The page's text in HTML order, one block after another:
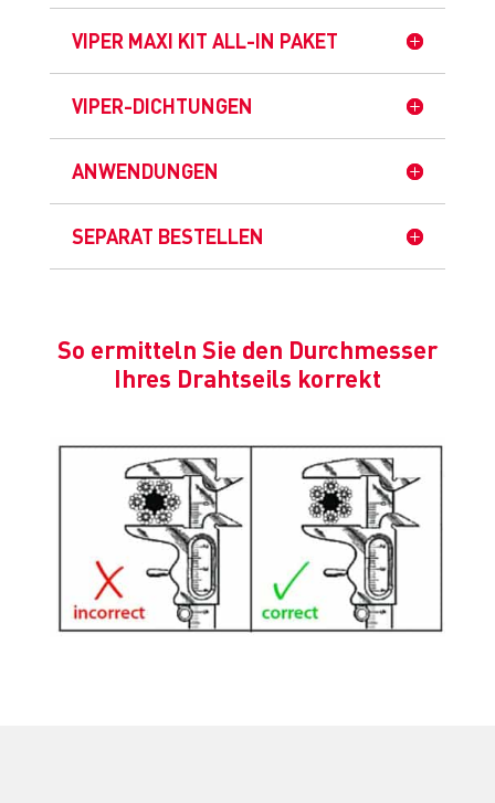
VIPER MAXI KIT ALL-IN PAKET
VIPER-DICHTUNGEN
ANWENDUNGEN
SEPARAT BESTELLEN
So ermitteln Sie den Durchmesser
Ihres Drahtseils korrekt